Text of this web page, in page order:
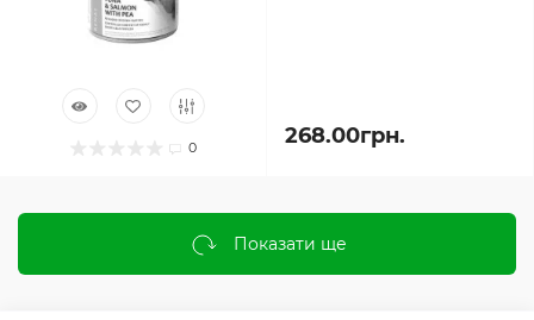
0 268.00грн.
Показати ще